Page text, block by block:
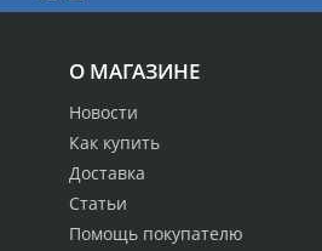
О МАГАЗИНЕ
Новости
Как купить
Доставка
Статьи
Помощь покупателю